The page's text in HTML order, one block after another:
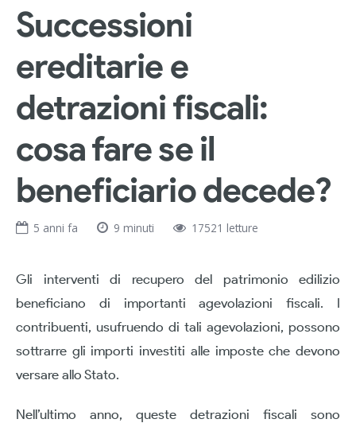
Successioni
ereditarie e
detrazioni fiscali:
cosa fare se il
beneficiario decede?
5 anni fa 9 minuti 17521 letture
Gli interventi di recupero del patrimonio edilizio
beneficiano di importanti agevolazioni fiscali. I
contribuenti, usufruendo di tali agevolazioni, possono
sottrarre gli importi investiti alle imposte che devono
versare allo Stato.
Nell’ultimo anno, queste detrazioni fiscali sono